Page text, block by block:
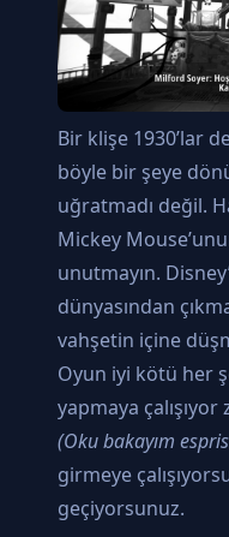
Bir klişe 1930’lar
böyle bir şeye
uğratmadı değil.
Mickey
unutmayın.
dünyasından
vahşetin içine
Oyun iyi kötü her
yapmaya
(Oku bakayım
girmeye
geçiyorsunuz.